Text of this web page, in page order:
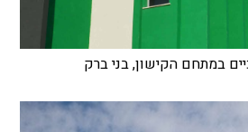
במתחם הקישון, בני ברק